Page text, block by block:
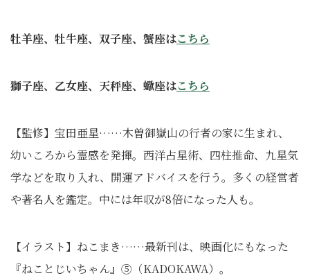
牡羊座、牡牛座、双子座、蟹座はこちら
獅子座、乙女座、天秤座、蠍座はこちら
【監修】宝田亜星……木曽御嶽山の行者の家に生まれ、
幼いころから霊感を発揮。西洋占星術、四柱推命、九星気
学などを取り入れ、開運アドバイスを行う。多くの経営者
や著名人を鑑定。中には年収が8倍になった人も。
【イラスト】ねこまき……最新刊は、映画化にもなった
『ねことじいちゃん』⑤（KADOKAWA）。